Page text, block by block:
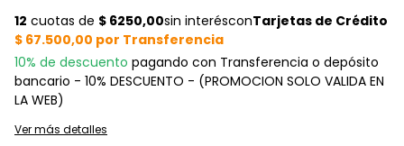
10% de descuento pagando con Transferencia o depósito
bancario - 10% DESCUENTO - (PROMOCION SOLO VALIDA EN
LA WEB)
Ver más detalles